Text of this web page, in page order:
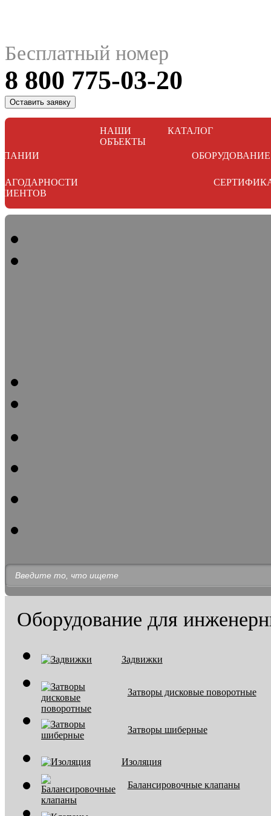
Бесплатный номер
8 800 775-03-20
Оставить заявку
НАШИ
ОБЪЕКТЫ
КАТАЛОГ
ОБОРУДОВАНИЕ
Оборудование для
Задвижки
Затворы дисковые поворотные
Затворы шиберные
Изоляция
Балансировочные клапаны